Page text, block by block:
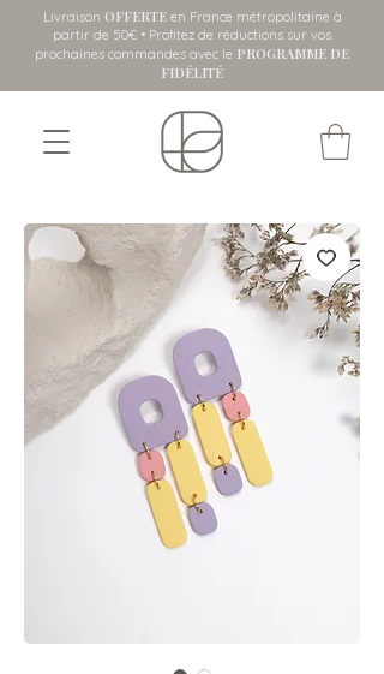
Livraison OFFERTEen France métropolitaine à
partir de 50€ • Profitez de réductions sur vos
prochaines commandes avec le PROGRAMME DE
FIDÉLITÉ